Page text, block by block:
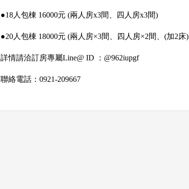
●18人包棟 16000元 (兩人房x3間、四人房x3間)
●20人包棟 18000元 (兩人房×3間、四人房×2間、(加2床)
詳情請洽訂房專屬Line@ ID ：@962iupgf
聯絡電話：0921-209667